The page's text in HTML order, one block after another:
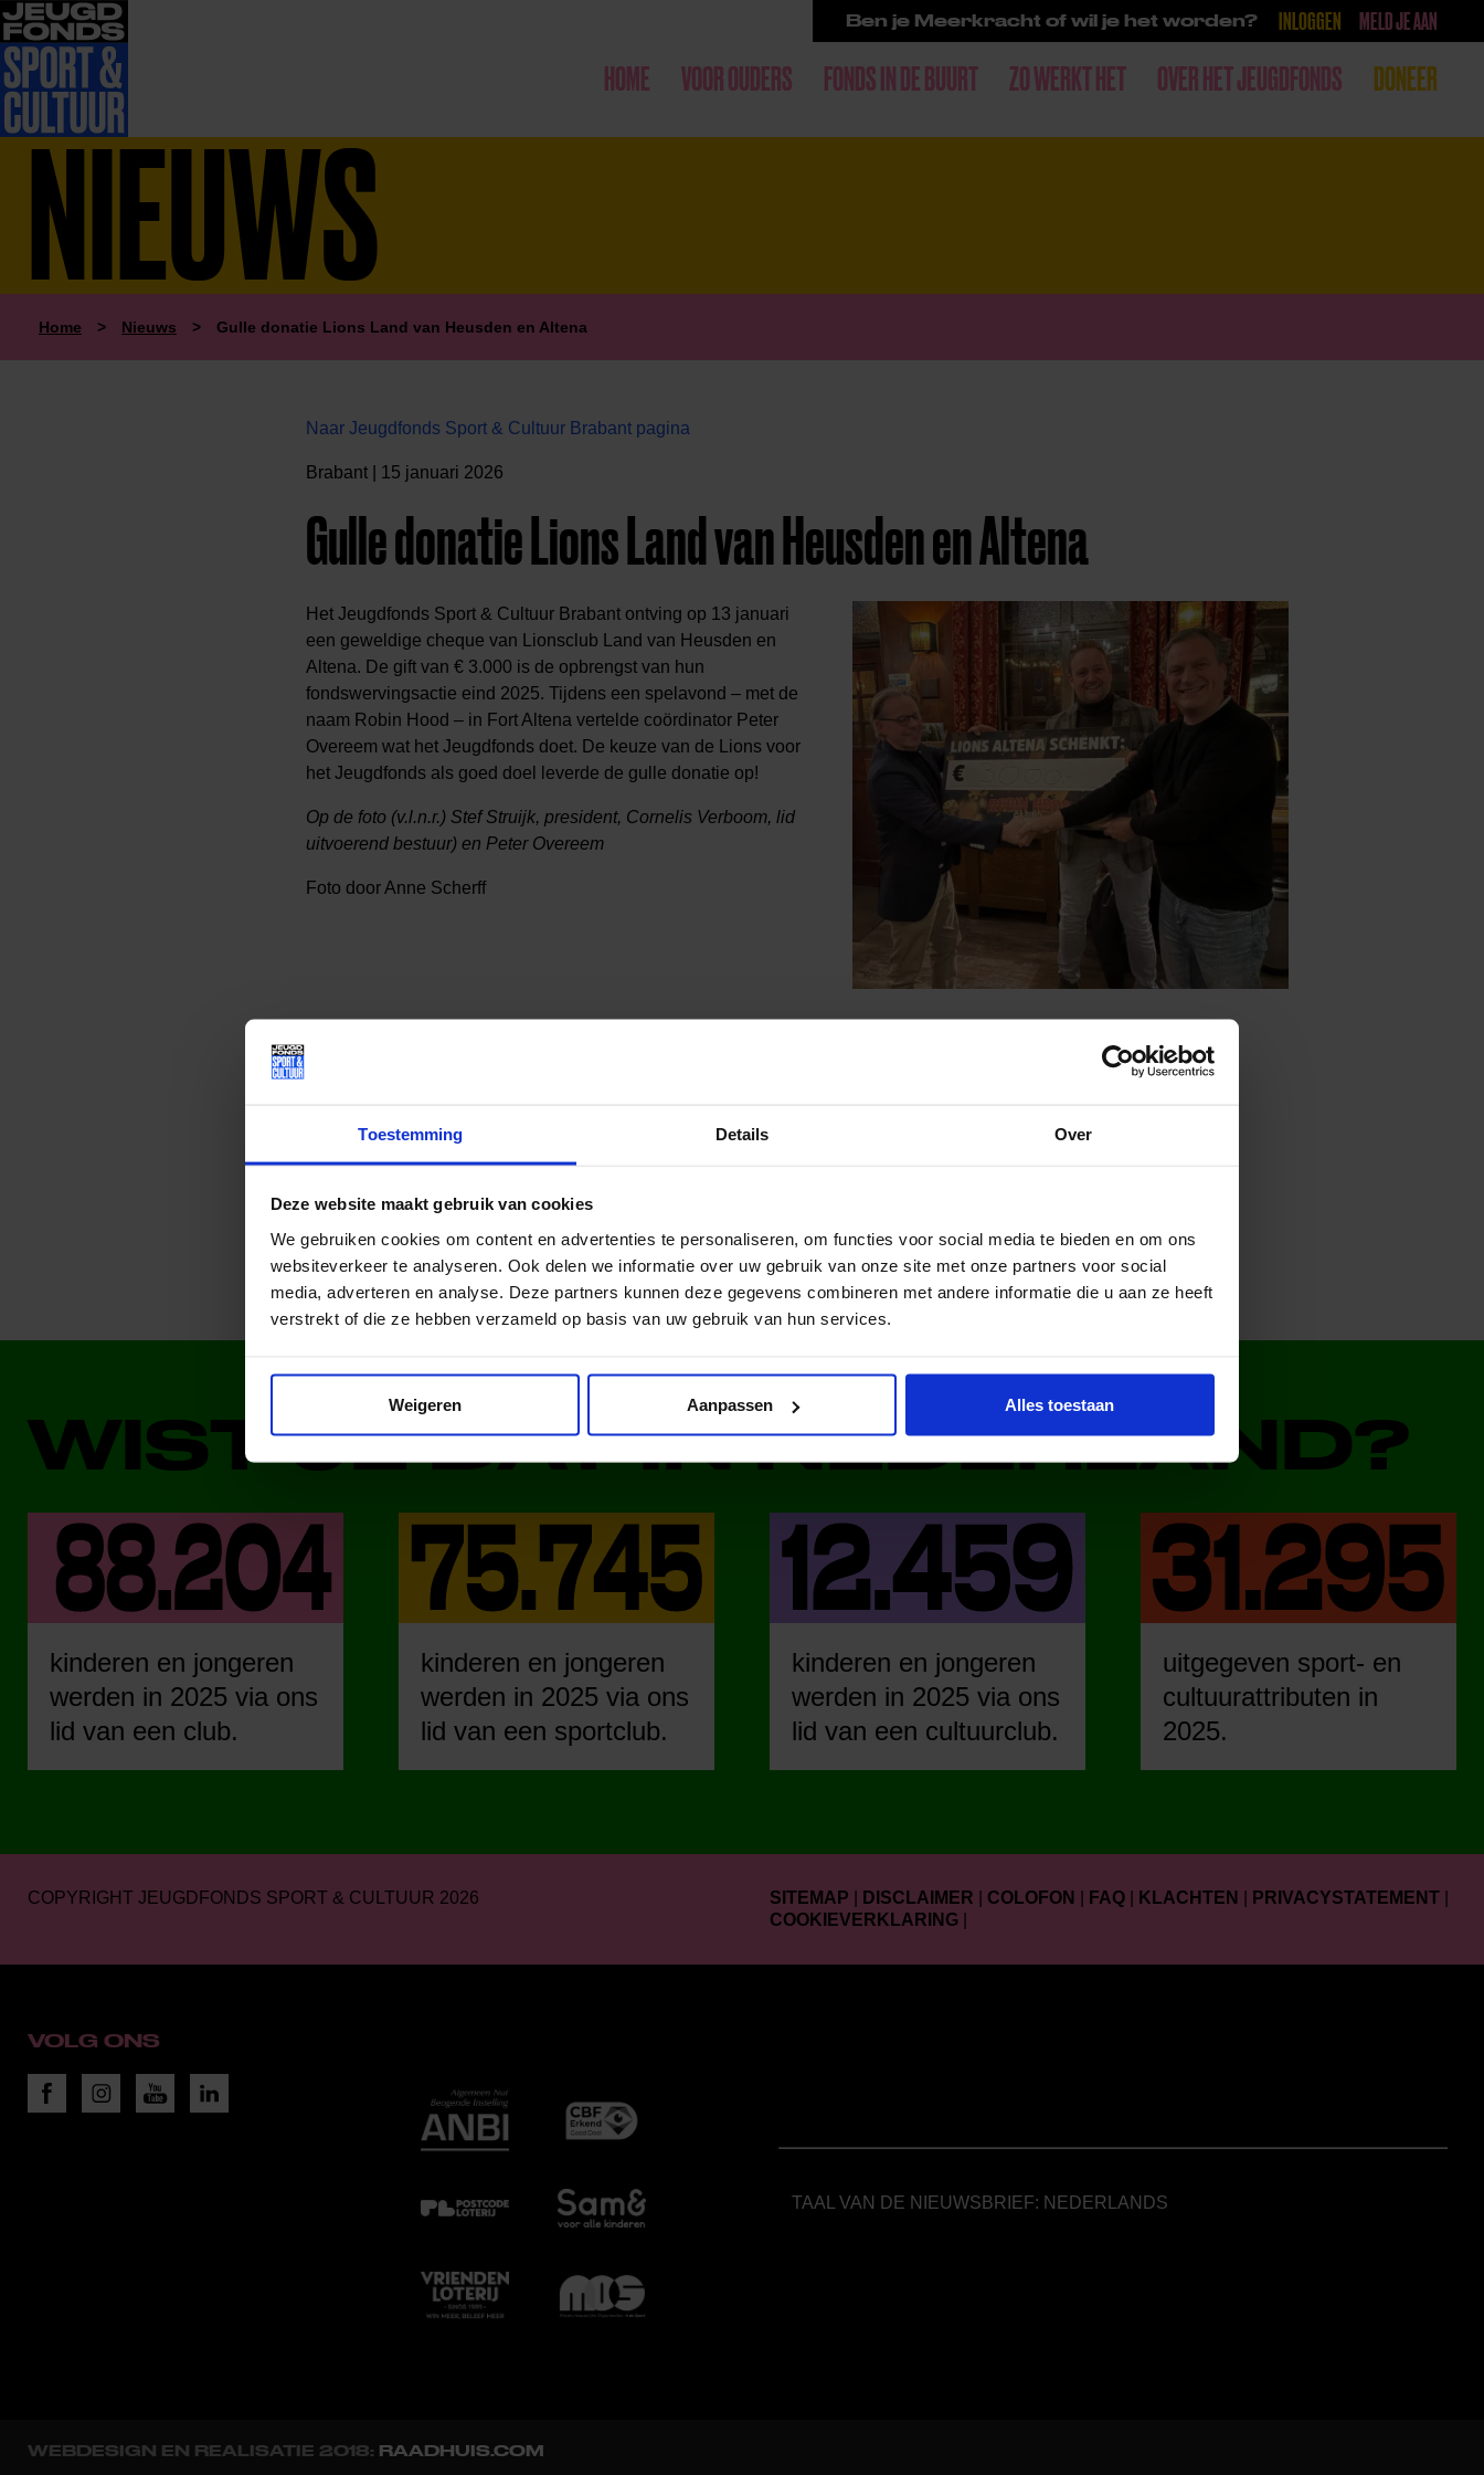
Toestemming Details Over
Deze website maakt gebruik van cookies
We gebruiken cookies om content en advertenties te personaliseren, om functies voor social media te bieden en om ons
websiteverkeer te analyseren. Ook delen we informatie over uw gebruik van onze site met onze partners voor social
media, adverteren en analyse. Deze partners kunnen deze gegevens combineren met andere informatie die u aan ze heeft
verstrekt of die ze hebben verzameld op basis van uw gebruik van hun services.
Weigeren Aanpassen Alles toestaan
Ben je Meerkracht of wil je het worden? INLOGGEN MELD JE AAN
HOME VOOR OUDERS FONDS IN DE BUURT ZO WERKT HET OVER HET JEUGDFONDS DONEER
NIEUWS
Home > Nieuws > Gulle donatie Lions Land van Heusden en Altena
Naar Jeugdfonds Sport & Cultuur Brabant pagina
Brabant | 15 januari 2026
Gulle donatie Lions Land van Heusden en Altena
Het Jeugdfonds Sport & Cultuur Brabant ontving op 13 januari
een geweldige cheque van Lionsclub Land van Heusden en
Altena. De gift van € 3.000 is de opbrengst van hun
fondswervingsactie eind 2025. Tijdens een spelavond – met de
naam Robin Hood – in Fort Altena vertelde coördinator Peter
Overeem wat het Jeugdfonds doet. De keuze van de Lions voor
het Jeugdfonds als goed doel leverde de gulle donatie op!
Op de foto (v.l.n.r.) Stef Struijk, president, Cornelis Verboom, lid
uitvoerend bestuur) en Peter Overeem
Foto door Anne Scherff
Deel dit bericht op social media!
WIST JE DAT IN NEDERLAND?
kinderen en jongeren
werden in 2025 via ons
lid van een club.
kinderen en jongeren
werden in 2025 via ons
lid van een sportclub.
kinderen en jongeren
werden in 2025 via ons
lid van een cultuurclub.
uitgegeven sport- en
cultuurattributen in
2025.
COPYRIGHT JEUGDFONDS SPORT & CULTUUR 2026 SITEMAP DISCLAIMER COLOFON FAQ KLACHTEN PRIVACYSTATEMENT
COOKIEVERKLARING
VOLG ONS
TAAL VAN DE NIEUWSBRIEF: NEDERLANDS
WEBDESIGN EN REALISATIE 2018: RAADHUIS.COM